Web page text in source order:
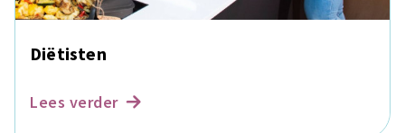
Diëtisten
Lees verder